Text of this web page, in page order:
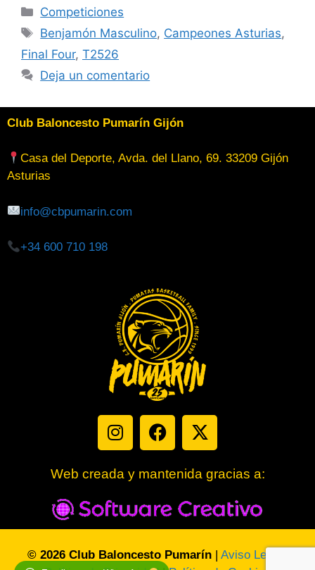
Competiciones
Benjamón Masculino, Campeones Asturias,
Final Four, T2526
Deja un comentario
Club Baloncesto Pumarín Gijón
Casa del Deporte, Avda. del Llano, 69. 33209 Gijón
Asturias
info@cbpumarin.com
+34 600 710 198
Web creada y mantenida gracias a:
© 2026 Club Baloncesto Pumarín| Aviso Legal